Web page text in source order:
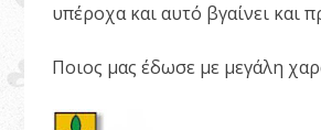
υπέροχα και αυτό βγαίνει και
Ποιος μας έδωσε με μεγάλη